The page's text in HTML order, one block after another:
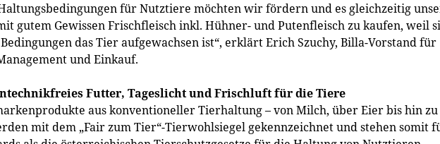
für Nutztiere möchten wir fördern und es gleichzeitig
gutem Gewissen Frischfleisch inkl. Hühner- und Putenfleisch zu kaufen, weil
das Tier aufgewachsen ist“, erklärt Erich Szuchy, Billa-Vorstand für
und Einkauf.
Futter, Tageslicht und Frischluft für die Tiere
aus konventioneller Tierhaltung – von Milch, über Eier bis hin zu
mit dem „Fair zum Tier“-Tierwohlsiegel gekennzeichnet und stehen somit